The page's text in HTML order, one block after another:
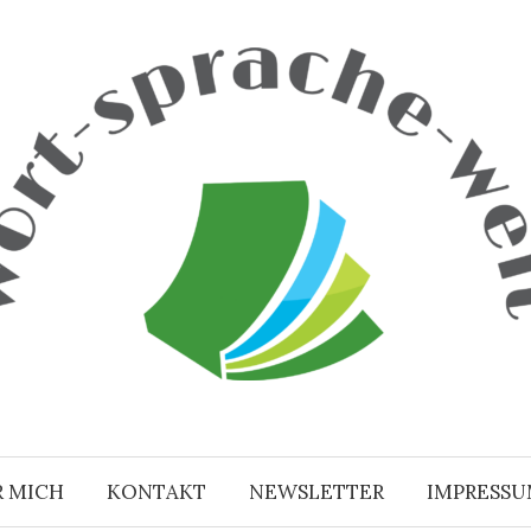
MICH KONTAKT NEWSLETTER